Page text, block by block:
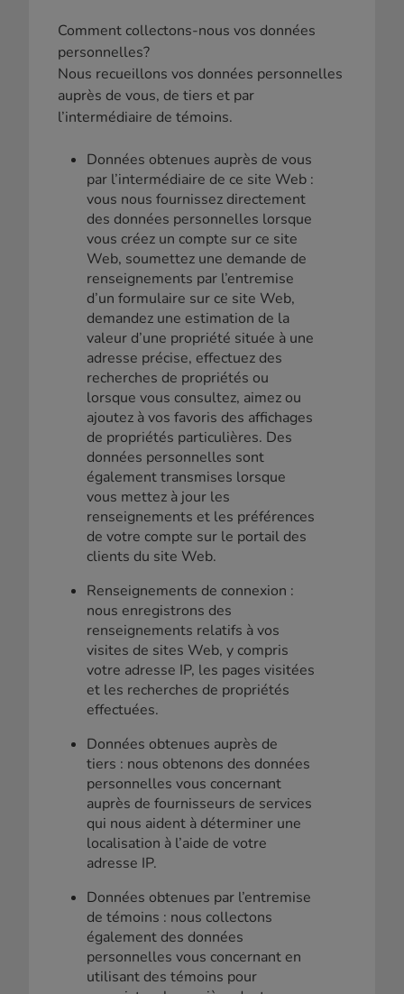
Comment collectons-nous vos données
personnelles?
Nous recueillons vos données personnelles
auprès de vous, de tiers et par
l’intermédiaire de témoins.
Données obtenues auprès de vous
par l’intermédiaire de ce site Web :
vous nous fournissez directement
des données personnelles lorsque
vous créez un compte sur ce site
Web, soumettez une demande de
renseignements par l’entremise
d’un formulaire sur ce site Web,
demandez une estimation de la
valeur d’une propriété située à une
adresse précise, effectuez des
recherches de propriétés ou
lorsque vous consultez, aimez ou
ajoutez à vos favoris des affichages
de propriétés particulières. Des
données personnelles sont
également transmises lorsque
vous mettez à jour les
renseignements et les préférences
de votre compte sur le portail des
clients du site Web.
Renseignements de connexion :
nous enregistrons des
renseignements relatifs à vos
visites de sites Web, y compris
votre adresse IP, les pages visitées
et les recherches de propriétés
effectuées.
Données obtenues auprès de
tiers : nous obtenons des données
personnelles vous concernant
auprès de fournisseurs de services
qui nous aident à déterminer une
localisation à l’aide de votre
adresse IP.
Données obtenues par l’entremise
de témoins : nous collectons
également des données
personnelles vous concernant en
utilisant des témoins pour